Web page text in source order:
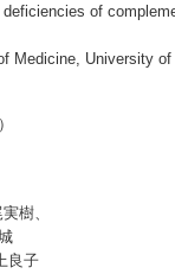
of
Medicine, University
院 中尾実樹、
大谷克城
良子